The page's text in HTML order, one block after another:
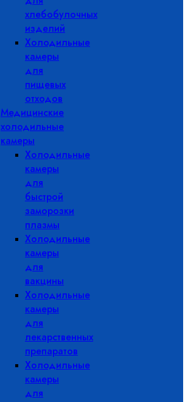
хлебобулочных
изделий
Холодильные
камеры
для
пищевых
отходов
Медицинские
холодильные
камеры
Холодильные
камеры
для
быстрой
заморозки
плазмы
Холодильные
камеры
для
вакцины
Холодильные
камеры
для
лекарственных
препаратов
Холодильные
камеры
для